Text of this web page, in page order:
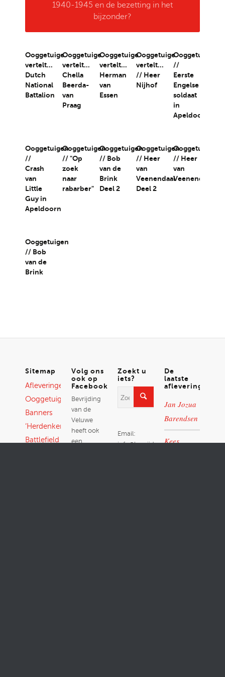
1940-1945 en de bezetting in het
bijzonder?
Ooggetuige
vertelt...
Dutch
National
Battalion
Ooggetuige
vertelt...
Chella
Beerda-
van
Praag
Ooggetuige
vertelt...
Herman
van
Essen
Ooggetuige
vertelt...
// Heer
Nijhof
Ooggetuigen
//
Eerste
Engelse
soldaat
in
Apeldoorn
Ooggetuigen
//
Crash
van
Little
Guy in
Apeldoorn
Ooggetuigen
// "Op
zoek
naar
rabarber"
Ooggetuigen
// Bob
van de
Brink
Deel 2
Ooggetuigen
// Heer
van
Veenendaal
Deel 2
Ooggetuigen
// Heer
van
Veenendaal
Ooggetuigen
// Bob
van de
Brink
Sitemap
Afleveringen
Ooggetuigen
Banners
‘Herdenken’
Battlefield
Volg ons
ook op
Facebook!
Bevrijding
van de
Veluwe
heeft ook
een
Zoekt u
iets?
Email:
info@bevrijdingvandeveluwe.nl
De
laatste
afleveringen
Jan Jozua
Barendsen
Kees